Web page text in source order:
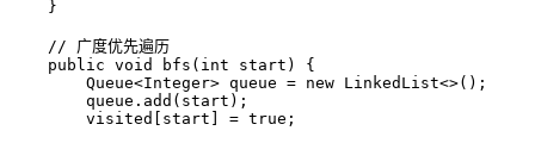
    }
// 广度优先遍历
public void bfs ( int start)
{
        Queue<Integer> queue =
new LinkedList<>();
        queue.add(start);
        visited[start] =
true ;